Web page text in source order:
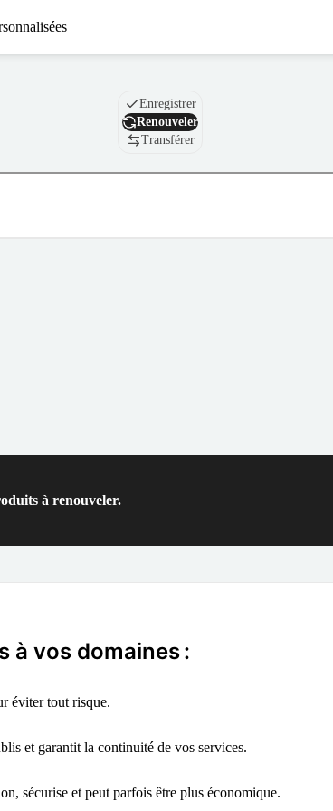
Nom de domaine
Enregistrer
Renouveler
Transférer
à renouveler.
à vos domaines :
éviter tout risque.
et garantit la continuité de vos services.
sécurise et peut parfois être plus économique.